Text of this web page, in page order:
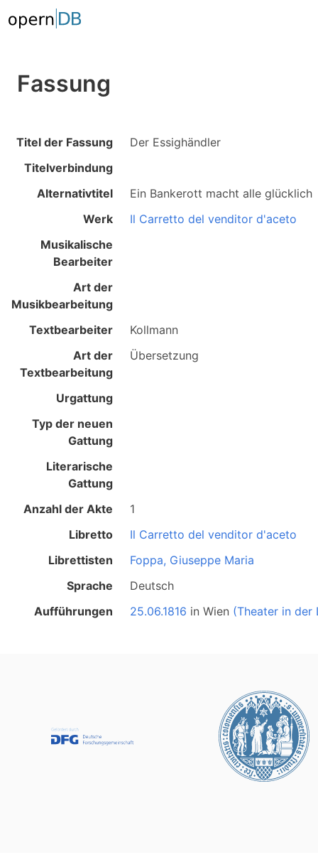
Fassung
Titel der Fassung
Der Essighändler
Titelverbindung
Alternativtitel
Ein Bankerott macht alle glücklich
Werk
Il Carretto del venditor d'aceto
Musikalische
Bearbeiter
Art der
Musikbearbeitung
Textbearbeiter
Kollmann
Art der
Textbearbeitung
Übersetzung
Urgattung
Typ der neuen
Gattung
Literarische
Gattung
Anzahl der Akte
1
Libretto
Il Carretto del venditor d'aceto
Librettisten
Foppa, Giuseppe Maria
Sprache
Deutsch
Aufführungen
25.06.1816 inWien (Theater in